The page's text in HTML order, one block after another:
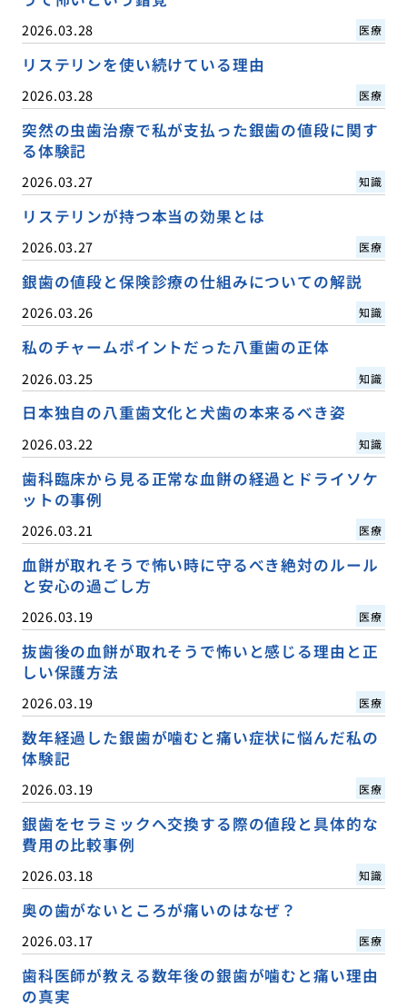
2026.03.28 医療
リステリンを使い続けている理由
2026.03.28 医療
突然の虫歯治療で私が支払った銀歯の値段に関す
る体験記
2026.03.27 知識
リステリンが持つ本当の効果とは
2026.03.27 医療
銀歯の値段と保険診療の仕組みについての解説
2026.03.26 知識
私のチャームポイントだった八重歯の正体
2026.03.25 知識
日本独自の八重歯文化と犬歯の本来るべき姿
2026.03.22 知識
歯科臨床から見る正常な血餅の経過とドライソケ
ットの事例
2026.03.21 医療
血餅が取れそうで怖い時に守るべき絶対のルール
と安心の過ごし方
2026.03.19 医療
抜歯後の血餅が取れそうで怖いと感じる理由と正
しい保護方法
2026.03.19 医療
数年経過した銀歯が噛むと痛い症状に悩んだ私の
体験記
2026.03.19 医療
銀歯をセラミックへ交換する際の値段と具体的な
費用の比較事例
2026.03.18 知識
奥の歯がないところが痛いのはなぜ？
2026.03.17 医療
歯科医師が教える数年後の銀歯が噛むと痛い理由
の真実